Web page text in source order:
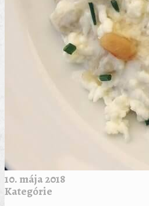
10. mája 2018
Kategórie